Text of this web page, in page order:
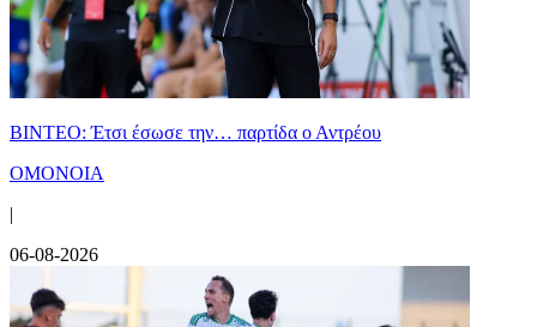
ΒΙΝΤΕΟ: Έτσι έσωσε την… παρτίδα ο Αντρέου
ΟΜΟΝΟΙΑ
|
06-08-2026